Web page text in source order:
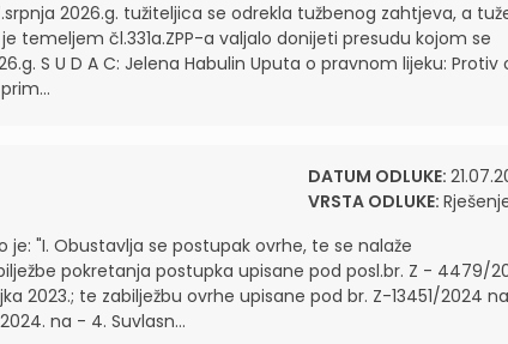
2026.g. tužiteljica se odrekla tužbenog zahtjeva, a
temeljem čl.331a.ZPP-a valjalo donijeti presudu kojom se
S U D A C: Jelena Habulin Uputa o pravnom lijeku: Protiv
DATUM ODLUKE:
VRSTA ODLUKE:
je: "I. Obustavlja se postupak ovrhe, te se nalaže
pokretanja postupka upisane pod posl.br. Z - 4479/
2023.; te zabilježbu ovrhe upisane pod br. Z-13451/2024 na
na - 4. Suvlasn...